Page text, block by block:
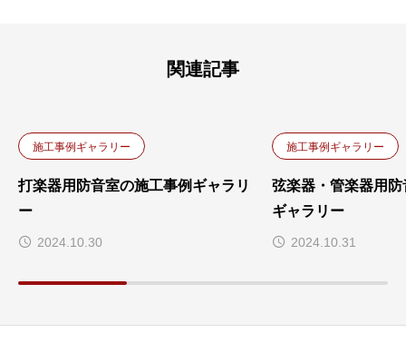
関連記事
施工事例ギャラリー
打楽器用防音室の施工事例ギャラリ
ー
2024.10.30
施工事例ギャラリー
弦楽器・管楽器用
ギャラリー
2024.10.31